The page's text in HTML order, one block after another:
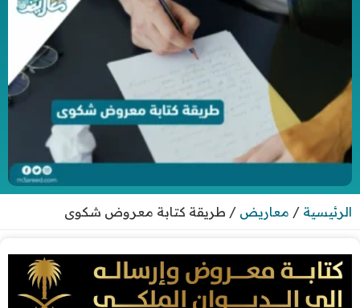
الرئيسية / معاريض / طريقة كتابة معروض شكوى